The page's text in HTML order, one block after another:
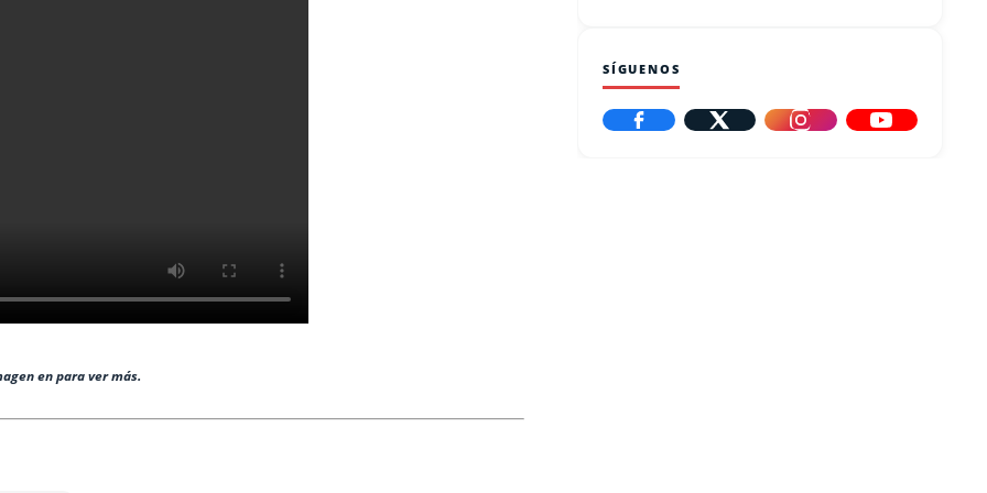
en para ver más.
SÍGUENOS